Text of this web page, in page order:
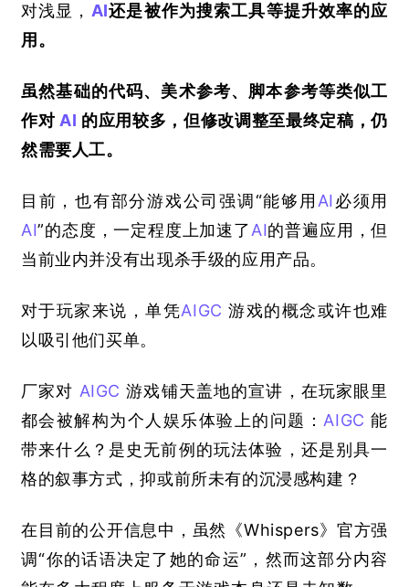
对浅显， AI还是被作为搜索工具等提升效率的应
用。
虽然基础的代码、美术参考、脚本参考等类似工
作对 AI 的应用较多，但修改调整至最终定稿，仍
然需要人工。
目前，也有部分游戏公司强调“能够用 AI必须用
AI”的态度，一定程度上加速了AI的普遍应用，但
当前业内并没有出现杀手级的应用产品。
对于玩家来说，单凭AIGC 游戏的概念或许也难
以吸引他们买单。
厂家对 AIGC 游戏铺天盖地的宣讲，在玩家眼里
都会被解构为个人娱乐体验上的问题：AIGC 能
带来什么？是史无前例的玩法体验，还是别具一
格的叙事方式，抑或前所未有的沉浸感构建？
在目前的公开信息中，虽然《Whispers》官方强
调“你的话语决定了她的命运”，然而这部分内容